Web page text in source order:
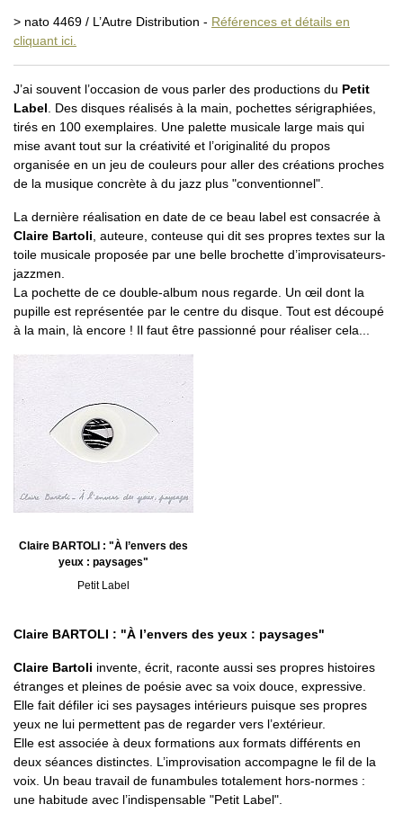
> nato 4469 / L’Autre Distribution - Références et détails en
cliquant ici.
J’ai souvent l’occasion de vous parler des productions du Petit
Label. Des disques réalisés à la main, pochettes sérigraphiées,
tirés en 100 exemplaires. Une palette musicale large mais qui
mise avant tout sur la créativité et l’originalité du propos
organisée en un jeu de couleurs pour aller des créations proches
de la musique concrète à du jazz plus "conventionnel".
La dernière réalisation en date de ce beau label est consacrée à
Claire Bartoli, auteure, conteuse qui dit ses propres textes sur la
toile musicale proposée par une belle brochette d’improvisateurs-
jazzmen.
La pochette de ce double-album nous regarde. Un œil dont la
pupille est représentée par le centre du disque. Tout est découpé
à la main, là encore ! Il faut être passionné pour réaliser cela...
Claire BARTOLI : "À l’envers des
yeux : paysages"
Petit Label
Claire BARTOLI : "À l’envers des yeux : paysages"
Claire Bartoli invente, écrit, raconte aussi ses propres histoires
étranges et pleines de poésie avec sa voix douce, expressive.
Elle fait défiler ici ses paysages intérieurs puisque ses propres
yeux ne lui permettent pas de regarder vers l’extérieur.
Elle est associée à deux formations aux formats différents en
deux séances distinctes. L’improvisation accompagne le fil de la
voix. Un beau travail de funambules totalement hors-normes :
une habitude avec l’indispensable "Petit Label".